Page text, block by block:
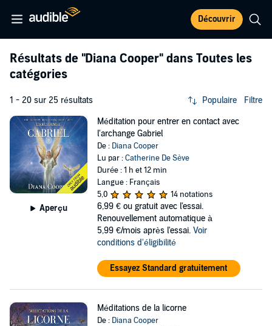
Découvrir
Résultats de "Diana Cooper" dans Toutes les
catégories
1 - 20 sur 25 résultats Populaire Filtre
Aperçu
Méditation pour entrer en contact avec
l'archange Gabriel
De : Diana Cooper
Lu par :Catherine De Sève
Durée : 1 h et 12 min
Langue : Français
5,0
14 notations
6,99 € ou gratuit avec l'essai.
Renouvellement automatique à
5,99 €/mois après l'essai. Voir
conditions d'éligibilité
Essayez Standard gratuitement
Méditations de la licorne
De : Diana Cooper